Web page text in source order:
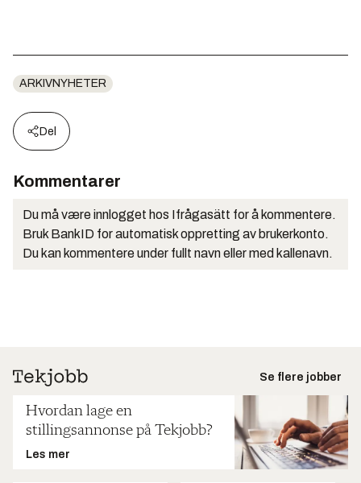
ARKIVNYHETER
Del
Kommentarer
Du må være innlogget hos Ifrågasätt for å kommentere.
Bruk BankID for automatisk oppretting av brukerkonto.
Du kan kommentere under fullt navn eller med kallenavn.
Se flere jobber
Hvordan lage en
stillingsannonse på Tekjobb?
Les mer